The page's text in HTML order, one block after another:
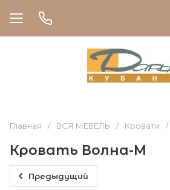
Главная / ВСЯ МЕБЕЛЬ / Кровати /
Кровать Волна-М
Предыдущий